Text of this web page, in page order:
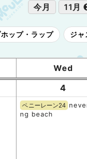
今月 11月
ップ・ラップ ジャ
Wed
4
ペニーレーン24
ng beach